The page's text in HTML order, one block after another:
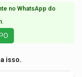
no WhatsApp do
isso.